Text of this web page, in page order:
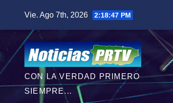
contenido
Vie. Ago 7th, 2026 2:18:48 PM
CON LA VERDAD PRIMERO
SIEMPRE...